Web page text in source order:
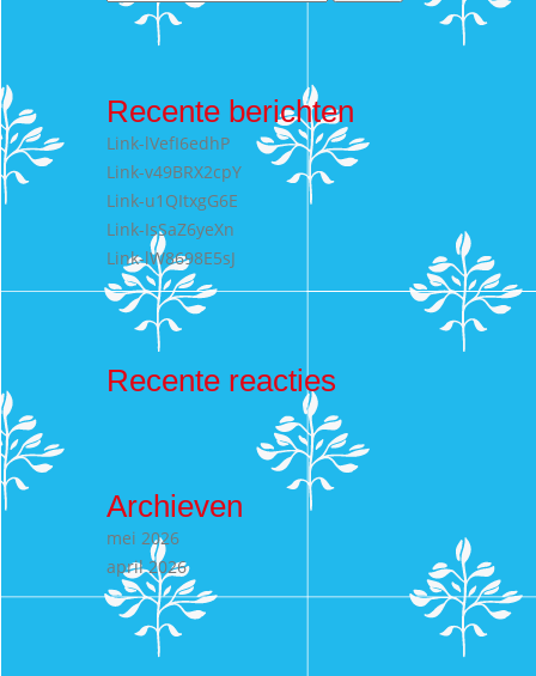
naar:
Recente berichten
Link-lVefI6edhP
Link-v49BRX2cpY
Link-u1QItxgG6E
Link-IsSaZ6yeXn
Link-lW8698E5sJ
Recente reacties
Archieven
mei 2026
april 2026